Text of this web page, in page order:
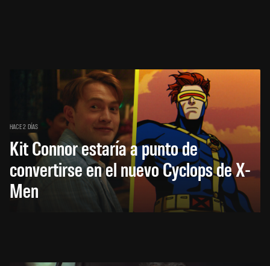
HACE 2 DÍAS
Kit Connor estaría a punto de
convertirse en el nuevo Cyclops de X-
Men